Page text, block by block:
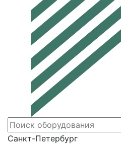
Санкт-Петербург